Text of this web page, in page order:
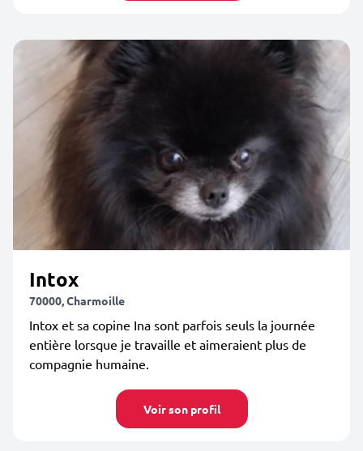
Intox
70000, Charmoille
Intox et sa copine Ina sont parfois seuls la journée
entière lorsque je travaille et aimeraient plus de
compagnie humaine.
Voir son profil